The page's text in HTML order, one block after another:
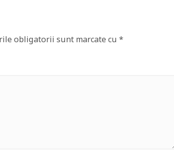
obligatorii sunt marcate cu *